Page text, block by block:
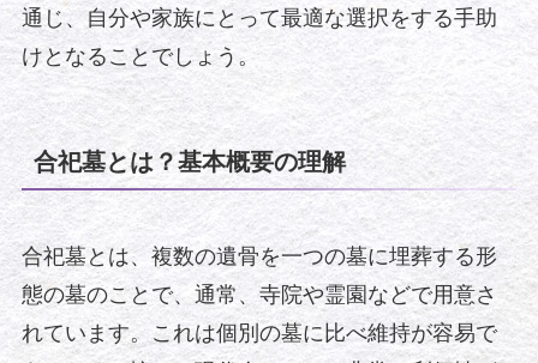
通じ、自分や家族にとって最適な選択をする手助
けとなることでしょう。
合祀墓とは？基本概要の理解
合祀墓とは、複数の遺骨を一つの墓に埋葬する形
態の墓のことで、通常、寺院や霊園などで用意さ
れています。これは個別の墓に比べ維持が容易で